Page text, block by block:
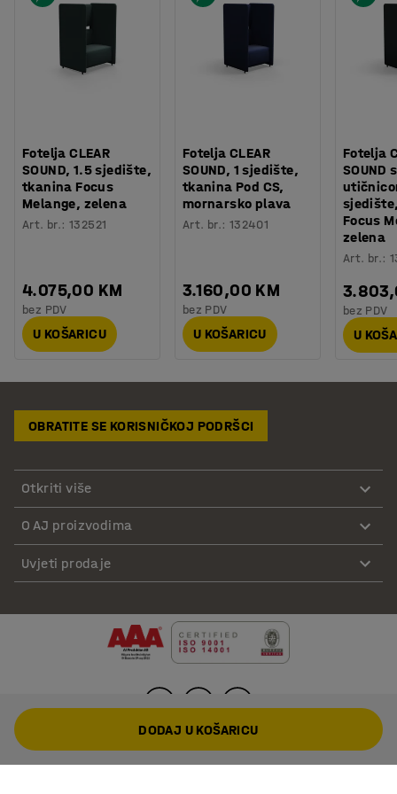
CLEAR SOUND namještaj uključuje sofu s 3 sjedišta i
fotelju s 1,5 sjedištem. Testirano i odobreno prema EN
16139, izdržljiva tkanina zadovoljava zahtjeve
Möbelfakta.
Fotelja CLEAR
SOUND, 1.5 sjedište,
tkanina Focus
Melange, zelena
Art. br.:132521
4.075,00 KM
bez PDV
U KOŠARICU
Fotelja CLEAR
SOUND, 1 sjedište,
tkanina Pod CS,
mornarsko plava
Art. br.: 132401
3.160,00 KM
bez PDV
U KOŠARICU
Fotelja
SOUND
Focus
zelena
Art. br.:
bez PDV
U
OBRATITE SE KORISNIČKOJ PODRŠCI
Otkriti više
O AJ proizvodima
Uvjeti prodaje
DODAJ U KOŠARICU